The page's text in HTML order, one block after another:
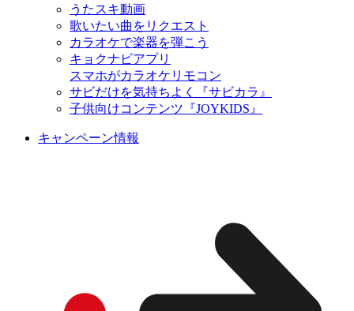
うたスキ動画
歌いたい曲をリクエスト
カラオケで楽器を弾こう
キョクナビアプリ
スマホがカラオケリモコン
サビだけを気持ちよく『サビカラ』
子供向けコンテンツ『JOYKIDS』
キャンペーン情報